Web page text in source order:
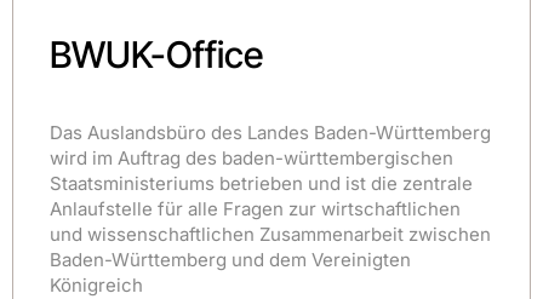
BWUK-Office
Das Auslandsbüro des Landes Baden-Württemberg
wird im Auftrag des baden-württembergischen
Staatsministeriums betrieben und ist die zentrale
Anlaufstelle für alle Fragen zur wirtschaftlichen
und wissenschaftlichen Zusammenarbeit zwischen
Baden-Württemberg und dem Vereinigten
Königreich